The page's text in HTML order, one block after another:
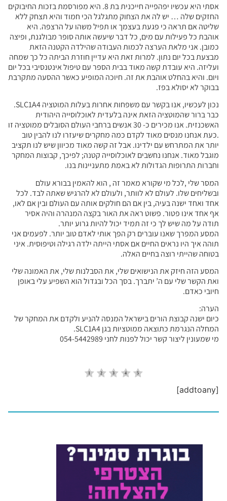
אסתי היא עכשיו יפהפייה חייכנית בת 8. היא מפורסמת בזכות החיבוקים
החזקים שלה … יש לה את הצחוק מתגלגל הכי חמוד והיא תצחק ללא
שליטה אם תראה כי פגעת בעצמך או תפיל משהו על הרצפה. היא
אוהבת כל פעילות עם מים, כל דבר שיעשה אותה סופר מבולגנת, ופיצה
כמובן. אני מלאת הערצה לכמות העבודה שהילדה הקטנה הזאת
מבצעת בכל יום נתון. למרות זאת היא עדיין חוזרת הביתה כל כך שמחה
ועליזה. היא עובדת קשה מאוד בבית הספר עם טיפול אינטנסיבי בכל יום
ויום. והיא בהחלט אוהבת את זה. חיוכה המופיע כאשר ההסעה מתקרבת
בבוקר לא יסולא בפז.
נכון לעכשיו, אנו בקשר עם משפחות אחרות בעלות המוטציה SLC1A4.
כבר ברור שהמוטציה הזאת אינה בלעדית לאוכלוסייה היהודית
האשכנזית. אנו מכירים כ- 30 אנשים ברחבי העולם הסובלים ממוטציה זו
.כעת אנחנו מנסים מאוד לקדם כמה מחקרים שיעזרו לנו להבין טוב
יותר את המתרחש עם ילדינו. אבל זה קשה מאוד מכיוון שיש לנו תקציב
מוגבל מאוד. אנחנו נחשבים לאוכלוסייה קטנה; לפיכך, קבוצות המחקר
וחברות התרופות הגדולות לא באמת מתעניינות בנו.
המסר שלי ,לכל מי שקורא מאמר זה , הוא להאמין בבורא עולם
ובשליחים שלו. לעולם לא לוותר, ולעולם לא להרגיש שאתה לבד. לכל
אחד ואחד ישנה בעיה, בין אם הם חולקים אותה עם העולם ובין אם לאו,
אף אחד אינו פטור. פשוט ראה את האור בקצה המנהרה והיה אסיר
תודה על מה שיש לך כי זה תמיד יכול להיות גרוע יותר.
המסע המפרך שאנו עוברים רק הפך אותי לאדם טוב יותר. לפעמים אני
תוהה איך היו נראים החיים אם אסתי הייתה ילדה רגילה וטיפוסית. איני
בטוחה שהייתי רוצה בחיים האלה.
המסע הזה חיזק את הנישואים שלי, את הסבלנות שלי, את האמונה שלי
ואת הקשר שלי עם ה’ יתברך. בסך הכל ובגדול הוא השפיע עלי באופן
חיובי כאדם.
הערה:
כיום ישנה קבוצת הורים בישראל המנסה להניע ולקדם את המחקר של
המחלה הנגרמת כתוצאה ממוטציות בגן SLC1A4.
מי שמעונין ליצור קשר יכול לפנות לחני 054-5442989
[addtoany]